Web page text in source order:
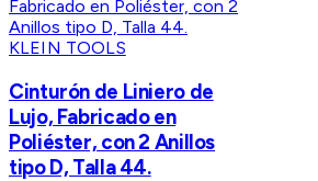
KLEIN TOOLS
Cinturón de Liniero de
Lujo, Fabricado en
Poliéster, con 2 Anillos
tipo D, Talla 44.